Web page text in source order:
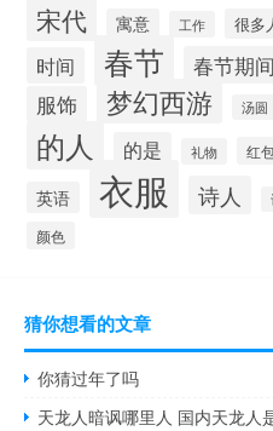
宋代 寓意 工作 很多
时间 春节 春节期间
服饰 梦幻西游 汤圆
的人 的是 礼物 红
英语 衣服 诗人
颜色
猜你想看的文章
你猜过年了吗
天龙人暗讽哪里人 国内天龙人